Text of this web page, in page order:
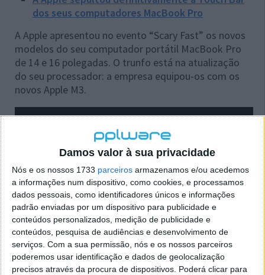
Damos valor à sua privacidade
Nós e os nossos 1733 parceiros armazenamos e/ou acedemos
a informações num dispositivo, como cookies, e processamos
dados pessoais, como identificadores únicos e informações
padrão enviadas por um dispositivo para publicidade e
conteúdos personalizados, medição de publicidade e
conteúdos, pesquisa de audiências e desenvolvimento de
serviços. Com a sua permissão, nós e os nossos parceiros
poderemos usar identificação e dados de geolocalização
precisos através da procura de dispositivos. Poderá clicar para
dos seus computadores MacBook Pro
A Apple apresentou no evento “Scary Fast” os novos
modelos do seu computador portátil MacBook Pro
de 14 e 16 polegadas. O trunfo está na atualização
do seu processador: a empresa equipou-os com os
novos Apple M3.